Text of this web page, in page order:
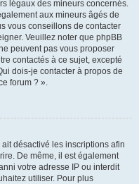
légaux des mineurs concernés.
aux mineurs âgés de
vous conseillons de contacter
Veuillez noter que phpBB
peuvent pas vous proposer
contactés à ce sujet, excepté
dois-je contacter à propos de
forum ? ».
ait désactivé les inscriptions afin
De même, il est également
votre adresse IP ou interdit
utiliser. Pour plus